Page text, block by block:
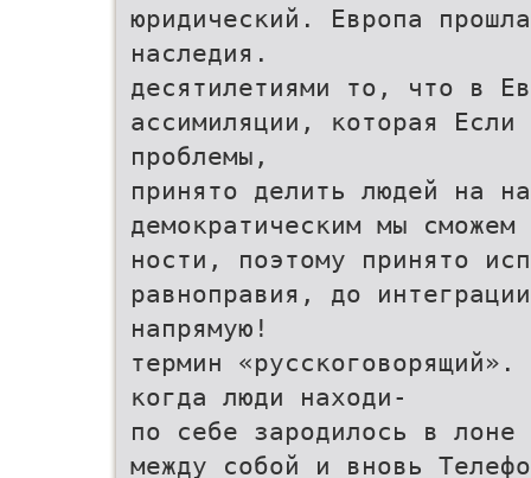
юридический. Европа
наследия.
десятилетиями то, что в
ассимиляции, которая
проблемы,
принято делить людей на
демократическим мы
ности, поэтому принято
равноправия, до
напрямую!
термин
когда люди находи-
по себе зародилось в
между собой и вновь